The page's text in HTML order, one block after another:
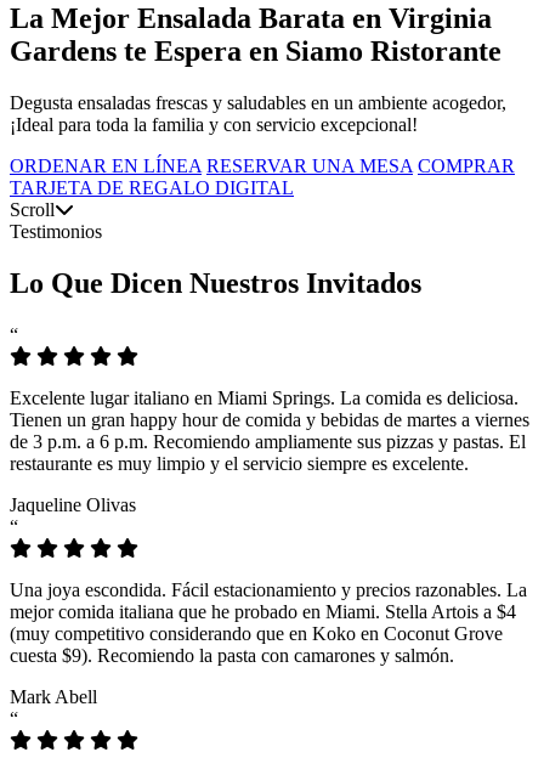
La Mejor Ensalada Barata en Virginia
Gardens te Espera en Siamo Ristorante
Degusta ensaladas frescas y saludables en un ambiente acogedor,
¡Ideal para toda la familia y con servicio excepcional!
ORDENAR EN LÍNEA RESERVAR UNA MESA COMPRAR
TARJETA DE REGALO DIGITAL
Scroll
Testimonios
Lo Que Dicen Nuestros Invitados
“
Excelente lugar italiano en Miami Springs. La comida es deliciosa.
Tienen un gran happy hour de comida y bebidas de martes a viernes
de 3 p.m. a 6 p.m. Recomiendo ampliamente sus pizzas y pastas. El
restaurante es muy limpio y el servicio siempre es excelente.
Jaqueline Olivas
“
Una joya escondida. Fácil estacionamiento y precios razonables. La
mejor comida italiana que he probado en Miami. Stella Artois a $4
(muy competitivo considerando que en Koko en Coconut Grove
cuesta $9). Recomiendo la pasta con camarones y salmón.
Mark Abell
“